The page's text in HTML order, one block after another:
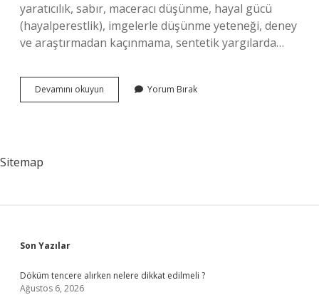
yaratıcılık, sabır, maceracı düşünme, hayal gücü
(hayalperestlik), imgelerle düşünme yeteneği, deney
ve araştırmadan kaçınmama, sentetik yargılarda…
Devamını okuyun Yaratıcılık
Neye
Yorum Bırak
Sitemap
Sidebar
Son Yazılar
Döküm tencere alırken nelere dikkat edilmeli ?
Ağustos 6, 2026